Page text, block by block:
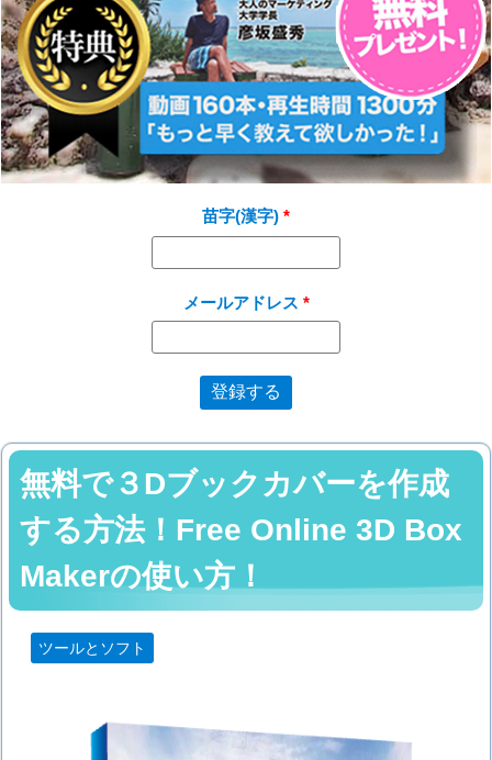
苗字(漢字)
メールアドレス
無料で３Dブックカバーを作成
する方法！Free Online 3D Box
Makerの使い方！
ツールとソフト